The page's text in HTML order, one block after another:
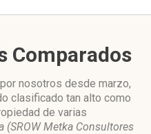
Comparados
nosotros desde marzo,
clasificado tan alto como
de varias
(SROW Metka Consultores